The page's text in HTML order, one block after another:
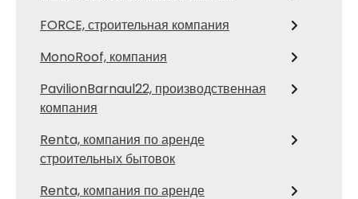
FORCE, строительная компания
MonoRoof, компания
PavilionBarnaul22, производственная
компания
Renta, компания по аренде
строительных бытовок
Renta, компания по аренде